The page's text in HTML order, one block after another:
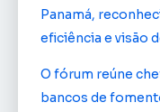
Panamá,
eficiência e visão
O fórum reúne
bancos de